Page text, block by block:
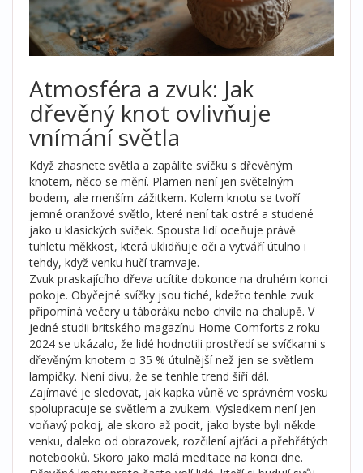
Atmosféra a zvuk: Jak
dřevěný knot ovlivňuje
vnímání světla
Když zhasnete světla a zapálíte svíčku s dřevěným
knotem, něco se mění. Plamen není jen světelným
bodem, ale menším zážitkem. Kolem knotu se tvoří
jemné oranžové světlo, které není tak ostré a studené
jako u klasických svíček. Spousta lidí oceňuje právě
tuhletu měkkost, která uklidňuje oči a vytváří útulno i
tehdy, když venku hučí tramvaje.
Zvuk praskajícího dřeva ucítíte dokonce na druhém konci
pokoje. Obyčejné svíčky jsou tiché, kdežto tenhle zvuk
připomíná večery u táboráku nebo chvíle na chalupě. V
jedné studii britského magazínu Home Comforts z roku
2024 se ukázalo, že lidé hodnotili prostředí se svíčkami s
dřevěným knotem o 35 % útulnější než jen se světlem
lampičky. Není divu, že se tenhle trend šíří dál.
Zajímavé je sledovat, jak kapka vůně ve správném vosku
spolupracuje se světlem a zvukem. Výsledkem není jen
voňavý pokoj, ale skoro až pocit, jako byste byli někde
venku, daleko od obrazovek, rozčilení ajťáci a přehřátých
notebooků. Skoro jako malá meditace na konci dne.